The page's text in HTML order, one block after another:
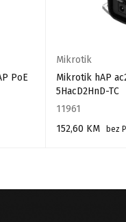
PoE
Mikrotik
Mikrotik hAP
5HacD2HnD-TC
11961
152,60 KM
bez